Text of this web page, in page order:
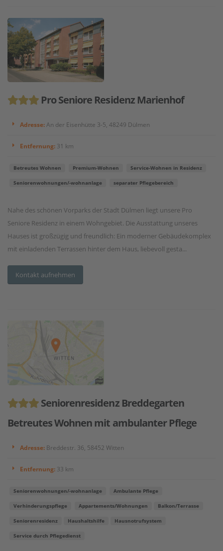
Pro Seniore Residenz Marienhof
Adresse:An der Eisenhütte 3-5, 48249 Dülmen
Entfernung: 31 km
Betreutes Wohnen Premium-Wohnen Service-Wohnen in Residenz
Seniorenwohnungen/-wohnanlage separater Pflegebereich
Nahe des schönen Vorparks der Stadt Dülmen liegt unsere Pro
Seniore Residenz in einem Wohngebiet. Die Ausstattung unseres
Hauses ist großzügig und freundlich: Ein moderner Gebäudekomplex
mit einladenden Terrassen hinter dem Haus, liebevoll gesta...
Kontakt aufnehmen
Seniorenresidenz Breddegarten
Betreutes Wohnen mit ambulanter Pflege
Adresse: Breddestr. 36, 58452 Witten
Entfernung: 33 km
Seniorenwohnungen/-wohnanlage Ambulante Pflege
Verhinderungspflege Appartements/Wohnungen Balkon/Terrasse
Seniorenresidenz Haushaltshilfe Hausnotrufsystem
Service durch Pflegedienst